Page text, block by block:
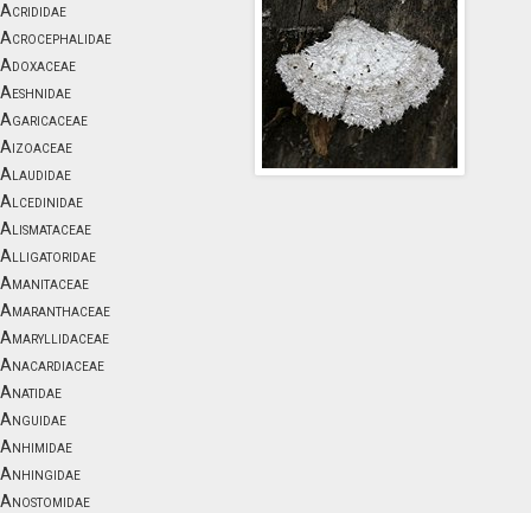
Acrididae
Acrocephalidae
Adoxaceae
Aeshnidae
Agaricaceae
Aizoaceae
Alaudidae
Alcedinidae
Alismataceae
Alligatoridae
Amanitaceae
Amaranthaceae
Amaryllidaceae
Anacardiaceae
Anatidae
Anguidae
Anhimidae
Anhingidae
Anostomidae